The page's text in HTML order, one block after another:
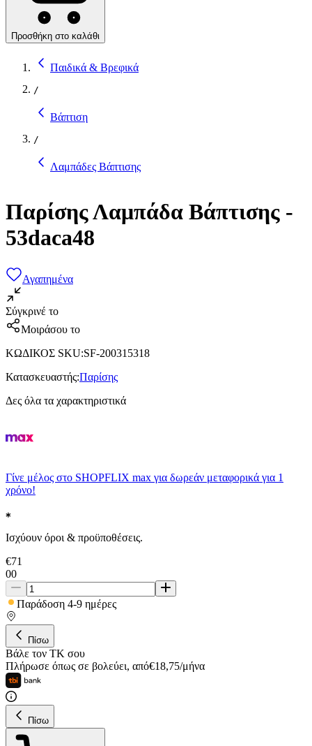
Προσθήκη στο καλάθι
Παιδικά & Βρεφικά
/
Βάπτιση
/
Λαμπάδες Βάπτισης
Παρίσης Λαμπάδα Βάπτισης -
53daca48
Αγαπημένα
Σύγκρινέ το
Μοιράσου το
ΚΩΔΙΚΟΣ SKU:SF-200315318
Κατασκευαστής:Παρίσης
Δες όλα τα χαρακτηριστικά
Γίνε μέλος στο SHOPFLIX max για δωρεάν μεταφορικά για 1
χρόνο!
Ισχύουν όροι & προϋποθέσεις.
€71
00
Παράδοση 4-9 ημέρες
Πίσω
Βάλε τον ΤΚ σου
Πλήρωσε όπως σε βολεύει, από€18,75/μήνα
Πίσω